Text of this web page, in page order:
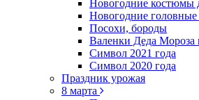
Новогодние костюмы
Новогодние
Посохи, бороды
Валенки Деда Мороза
Символ 2021 года
Символ 2020 года
Праздник урожая
8 марта